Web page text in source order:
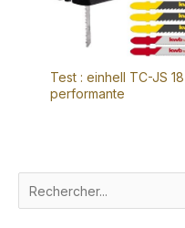
Test : einhell TC-JS
performante